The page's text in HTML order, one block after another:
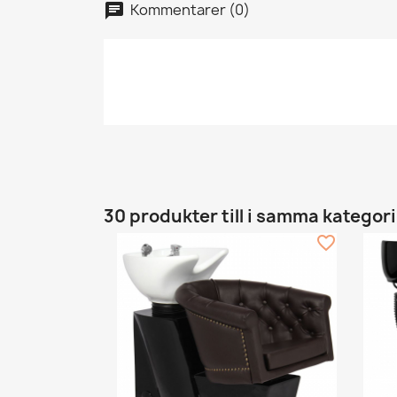
Kommentarer (0)
30 produkter till i samma kategori
favorite_border